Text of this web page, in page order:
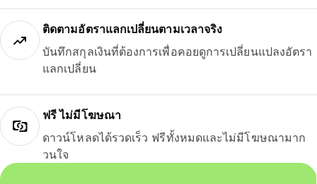
ติดตามอัตราแลกเปลี่ยนตามเวลาจริง
บันทึกสกุลเงินที่ต้องการเพื่อคอยดูการเปลี่ยนแปลงอัตรา
แลกเปลี่ยน
ฟรี ไม่มีโฆษณา
ดาวน์โหลดได้รวดเร็ว ฟรีทั้งหมดและไม่มีโฆษณามาก
วนใจ